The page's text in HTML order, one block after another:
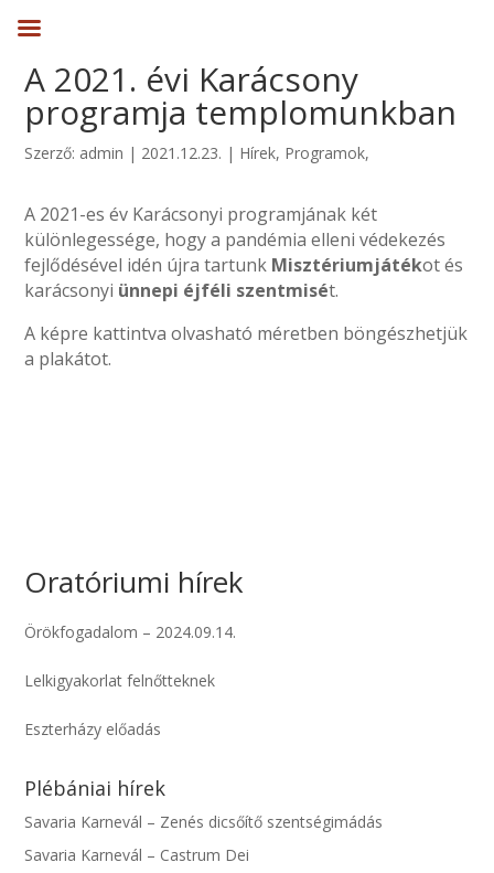
A 2021. évi Karácsony
programja templomunkban
Szerző: admin | 2021.12.23. | Hírek, Programok,
A 2021-es év Karácsonyi programjának két
különlegessége, hogy a pandémia elleni védekezés
fejlődésével idén újra tartunk Misztériumjátékot és
karácsonyi ünnepi éjféli szentmisét.
A képre kattintva olvasható méretben böngészhetjük
a plakátot.
Oratóriumi hírek
Örökfogadalom – 2024.09.14.
Lelkigyakorlat felnőtteknek
Eszterházy előadás
Plébániai hírek
Savaria Karnevál – Zenés dicsőítő szentségimádás
Savaria Karnevál – Castrum Dei